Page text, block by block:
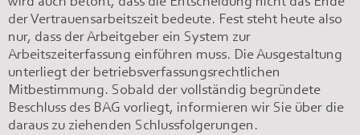
der Vertrauensarbeitszeit bedeute. Fest steht heute also
nur, dass der Arbeitgeber ein System zur
Arbeitszeiterfassung einführen muss. Die Ausgestaltung
unterliegt der betriebsverfassungsrechtlichen
Mitbestimmung. Sobald der vollständig begründete
Beschluss des BAG vorliegt, informieren wir Sie über die
daraus zu ziehenden Schlussfolgerungen.